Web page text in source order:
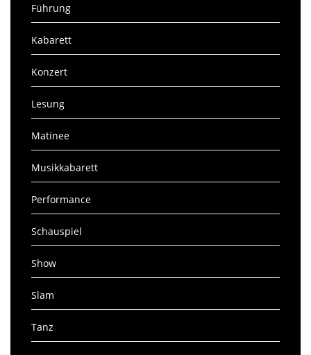
Führung
Kabarett
Konzert
Lesung
Matinee
Musikkabarett
Performance
Schauspiel
Show
Slam
Tanz